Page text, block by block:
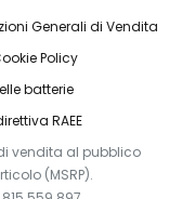
Generali di Vendita
Policy
batterie
RAEE
vendita al pubblico
(MSRP).